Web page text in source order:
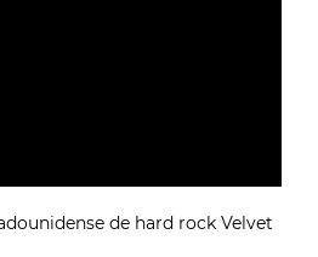
de hard rock Velvet